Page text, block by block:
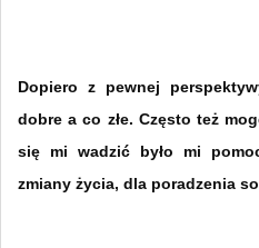
Dopiero z pewnej
dobre a co złe. Często też
się mi wadzić było mi
zmiany życia, dla poradzenia